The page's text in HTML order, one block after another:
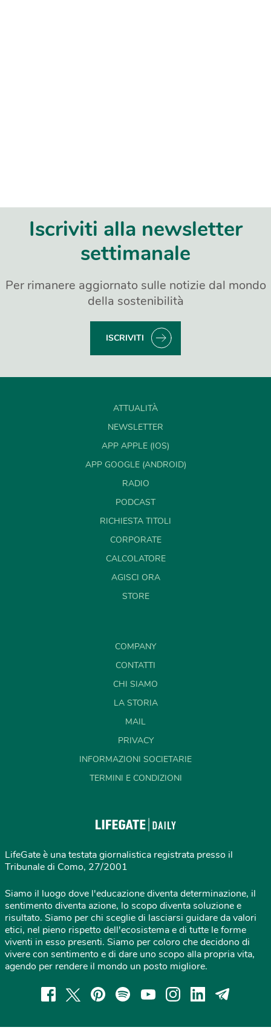
Iscriviti alla newsletter
settimanale
Per rimanere aggiornato sulle notizie dal mondo
della sostenibilità
ISCRIVITI
ATTUALITÀ
NEWSLETTER
APP APPLE (IOS)
APP GOOGLE (ANDROID)
RADIO
PODCAST
RICHIESTA TITOLI
CORPORATE
CALCOLATORE
AGISCI ORA
STORE
COMPANY
CONTATTI
CHI SIAMO
LA STORIA
MAIL
PRIVACY
INFORMAZIONI SOCIETARIE
TERMINI E CONDIZIONI
LifeGate è una testata giornalistica registrata presso il
Tribunale di Como, 27/2001
Siamo il luogo dove l'educazione diventa determinazione, il
sentimento diventa azione, lo scopo diventa soluzione e
risultato. Siamo per chi sceglie di lasciarsi guidare da valori
etici, nel pieno rispetto dell'ecosistema e di tutte le forme
viventi in esso presenti. Siamo per coloro che decidono di
vivere con sentimento e di dare uno scopo alla propria vita,
agendo per rendere il mondo un posto migliore.